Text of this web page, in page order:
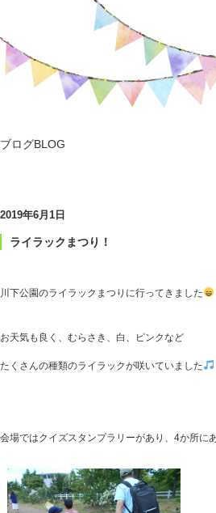
ブログBLOG
2019年6月1日
ライラックまつり！
川下公園のライラックまつりに行ってきました
お天気も良く、むらさき、白、ピンクなど
たくさんの種類のライラックが咲いていました
会場ではクイズスタンプラリーがあり、4か所に